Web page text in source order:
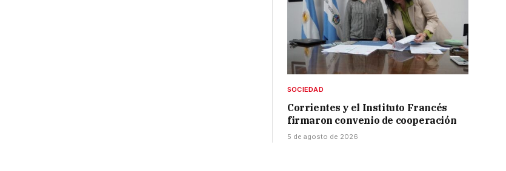
SOCIEDAD
Corrientes y el Instituto Francés
firmaron convenio de cooperación
5 de agosto de 2026